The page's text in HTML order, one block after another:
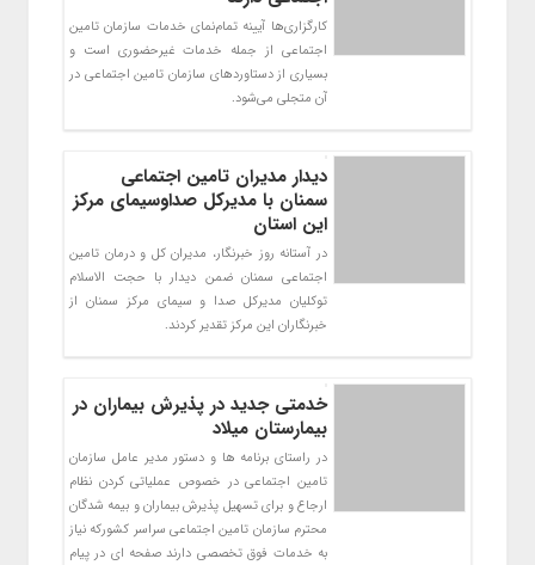
کارگزاری‌ها آیینه تمام‌نمای خدمات سازمان تامین
اجتماعی از جمله خدمات غیرحضوری است و
بسیاری از دستاوردهای سازمان تامین اجتماعی در
آن متجلی می‌شود.
دیدار مدیران تامین اجتماعی
سمنان با مدیرکل صداوسیمای مرکز
این استان
در آستانه روز خبرنگار، مدیران کل و درمان تامین
اجتماعی سمنان ضمن دیدار با حجت الاسلام
توکلیان مدیرکل صدا و سیمای مرکز سمنان از
خبرنگاران این مرکز تقدیر کردند.
خدمتی جدید در پذیرش بیماران در
بیمارستان میلاد
در راستای برنامه ها و دستور مدیر عامل سازمان
تامین اجتماعی در خصوص عملیاتی کردن نظام
ارجاع و برای تسهیل پذیرش بیماران و بیمه شدگان
محترم سازمان تامین اجتماعی سراسر کشورکه نیاز
به خدمات فوق تخصصی دارند صفحه ای در پیام